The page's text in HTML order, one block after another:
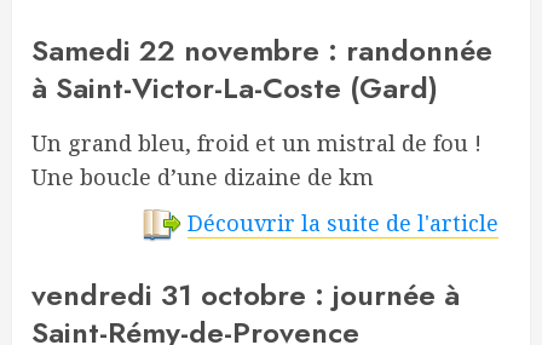
Samedi 22 novembre : randonnée
à Saint-Victor-La-Coste (Gard)
Un grand bleu, froid et un mistral de fou !
Une boucle d’une dizaine de km
Découvrir la suite de l'article
vendredi 31 octobre : journée à
Saint-Rémy-de-Provence